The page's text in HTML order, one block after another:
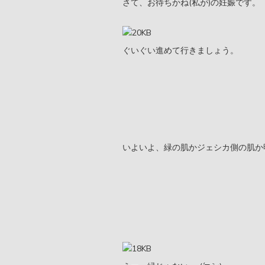
さて、お待ちかね(私が)の妊娠です。
ぐいぐい進めて行きましょう。
いよいよ、緑の肌かジェシカ側の肌か